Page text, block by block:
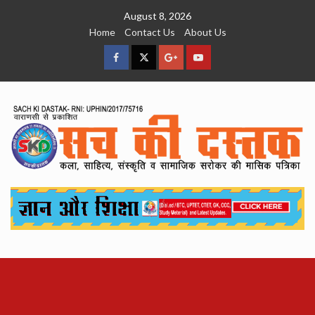
August 8, 2026
Home
Contact Us About Us
facebookTwitterGoogleYouTube